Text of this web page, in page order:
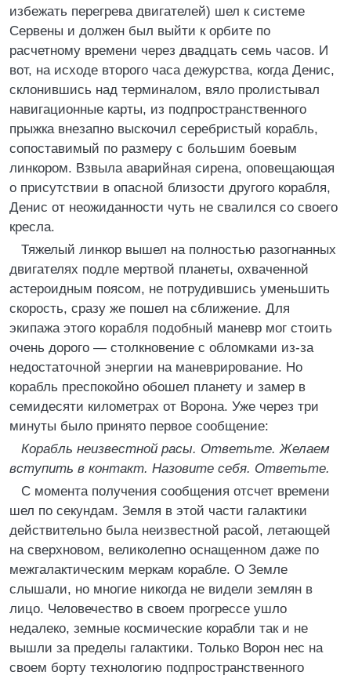
избежать перегрева двигателей) шел к системе
Сервены и должен был выйти к орбите по
расчетному времени через двадцать семь часов. И
вот, на исходе второго часа дежурства, когда Денис,
склонившись над терминалом, вяло пролистывал
навигационные карты, из подпространственного
прыжка внезапно выскочил серебристый корабль,
сопоставимый по размеру с большим боевым
линкором. Взвыла аварийная сирена, оповещающая
о присутствии в опасной близости другого корабля,
Денис от неожиданности чуть не свалился со своего
кресла.
Тяжелый линкор вышел на полностью разогнанных
двигателях подле мертвой планеты, охваченной
астероидным поясом, не потрудившись уменьшить
скорость, сразу же пошел на сближение. Для
экипажа этого корабля подобный маневр мог стоить
очень дорого — столкновение с обломками из-за
недостаточной энергии на маневрирование. Но
корабль преспокойно обошел планету и замер в
семидесяти километрах от Ворона. Уже через три
минуты было принято первое сообщение:
Корабль неизвестной расы. Ответьте. Желаем
вступить в контакт. Назовите себя. Ответьте.
С момента получения сообщения отсчет времени
шел по секундам. Земля в этой части галактики
действительно была неизвестной расой, летающей
на сверхновом, великолепно оснащенном даже по
межгалактическим меркам корабле. О Земле
слышали, но многие никогда не видели землян в
лицо. Человечество в своем прогрессе ушло
недалеко, земные космические корабли так и не
вышли за пределы галактики. Только Ворон нес на
своем борту технологию подпространственного